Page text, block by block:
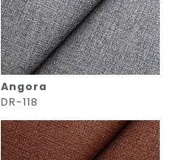
Angora
DR-118